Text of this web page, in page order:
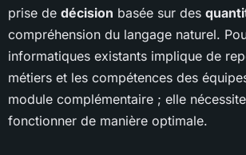
prise de décision basée sur des
compréhension du langage naturel.
informatiques existants implique de
métiers et les compétences des
module complémentaire ; elle
fonctionner de manière optimale.